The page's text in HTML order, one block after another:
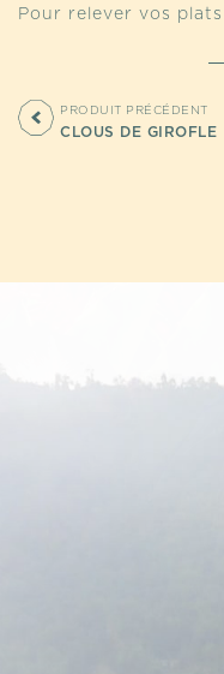
Pour relever vos
PRODUIT PRÉCÉDENT
CLOUS DE GIROFLE